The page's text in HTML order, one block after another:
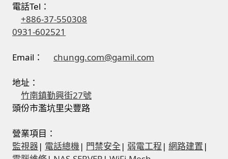
電子模組電路模塊
門禁安全控制 工具 軟體 手冊
建築技術設備設置
租屋維修、租屋安全
公用房間插卡計費方案
電話Tel：
+886-37-550308
0931-602521
Email： chungg.com@gamil.com
地址：
竹南鎮勤興街27號
頭份市濫坑里尖豐路
營業項目：
監視器| 電話總機| 門禁安全 | 弱電工程 |網路建置 |